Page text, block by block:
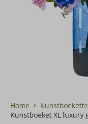
Home
Kunstboeket XL luxury